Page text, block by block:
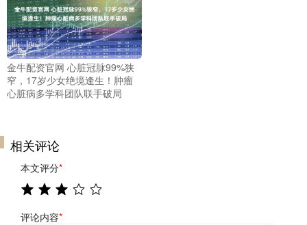
金牛配资官网 心脏冠脉99%狭
窄，17岁少女绝境逢生！肿瘤
心脏病多学科团队联手破局
相关评论
本文评分*
评论内容*